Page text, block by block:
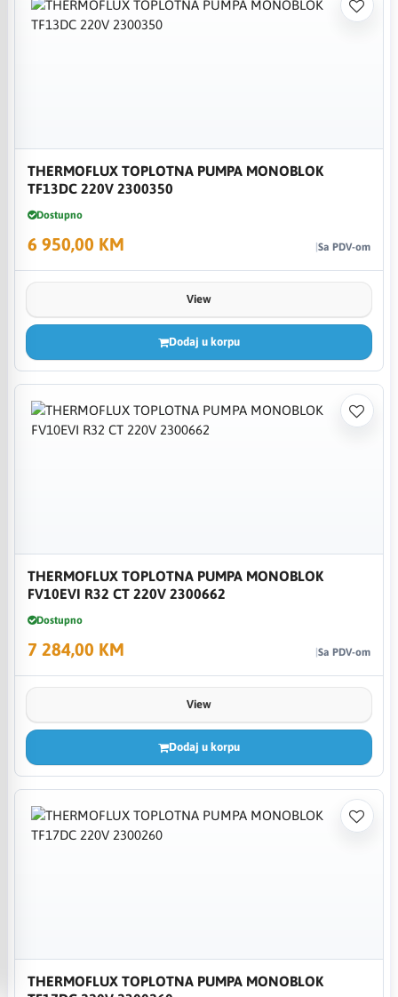
THERMOFLUX TOPLOTNA PUMPA MONOBLOK
TF13DC 220V 2300350
Dostupno
6 950,00 KM Sa PDV-om
View
Dodaj u korpu
THERMOFLUX TOPLOTNA PUMPA MONOBLOK
FV10EVI R32 CT 220V 2300662
Dostupno
7 284,00 KM Sa PDV-om
View
Dodaj u korpu
THERMOFLUX TOPLOTNA PUMPA MONOBLOK